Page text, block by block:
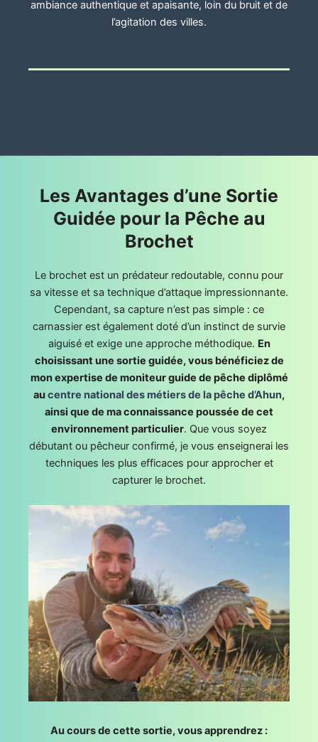
ambiance authentique et apaisante, loin du bruit et de
l’agitation des villes.
Les Avantages d’une Sortie
Guidée pour la Pêche au
Brochet
Le brochet est un prédateur redoutable, connu pour
sa vitesse et sa technique d’attaque impressionnante.
Cependant, sa capture n’est pas simple : ce
carnassier est également doté d’un instinct de survie
aiguisé et exige une approche méthodique. En
choisissant une sortie guidée, vous bénéficiez de
mon expertise de moniteur guide de pêche diplômé
aucentre national des métiers de la pêche d’Ahun,
ainsi que de ma connaissance poussée de cet
environnement particulier. Que vous soyez
débutant ou pêcheur confirmé, je vous enseignerai les
techniques les plus efficaces pour approcher et
capturer le brochet.
Au cours de cette sortie, vous apprendrez :